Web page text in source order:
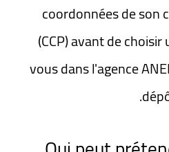
coordonnées de son
(CCP) avant de
vous dans l'agence